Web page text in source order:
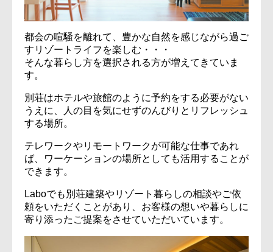
都会の喧騒を離れて、豊かな自然を感じながら過ご
すリゾートライフを楽しむ・・・
そんな暮らし方を選択される方が増えてきていま
す。
別荘はホテルや旅館のように予約をする必要がない
うえに、人の目を気にせずのんびりとリフレッシュ
する場所。
テレワークやリモートワークが可能な仕事であれ
ば、ワーケーションの場所としても活用することが
できます。
Laboでも別荘建築やリゾート暮らしの相談やご依
頼をいただくことがあり、お客様の想いや暮らしに
寄り添ったご提案をさせていただいています。